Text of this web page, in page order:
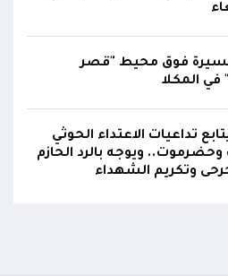
للتصعيد الحوثي والتعامل
مختلف المستويات
فوق محيط "قصر
المكلا
تداعيات الاعتداء الحوثي
ويوجه بالرد الحازم
وتكريم الشهداء